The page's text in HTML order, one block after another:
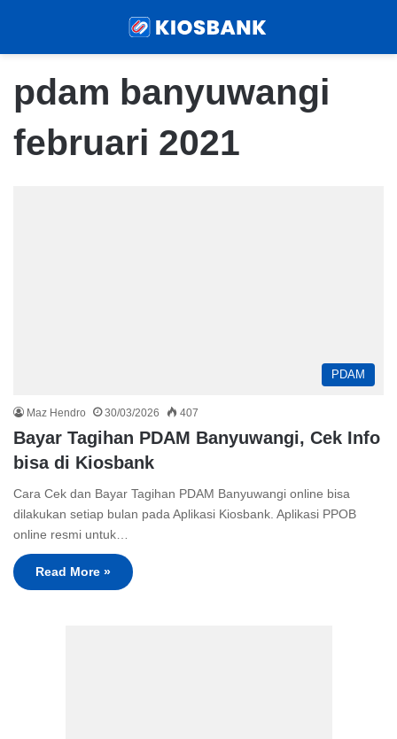
pdam banyuwangi
februari 2021
PDAM
Maz Hendro 30/03/2026 407
Bayar Tagihan PDAM Banyuwangi, Cek Info
bisa di Kiosbank
Cara Cek dan Bayar Tagihan PDAM Banyuwangi online bisa
dilakukan setiap bulan pada Aplikasi Kiosbank. Aplikasi PPOB
online resmi untuk…
Read More »